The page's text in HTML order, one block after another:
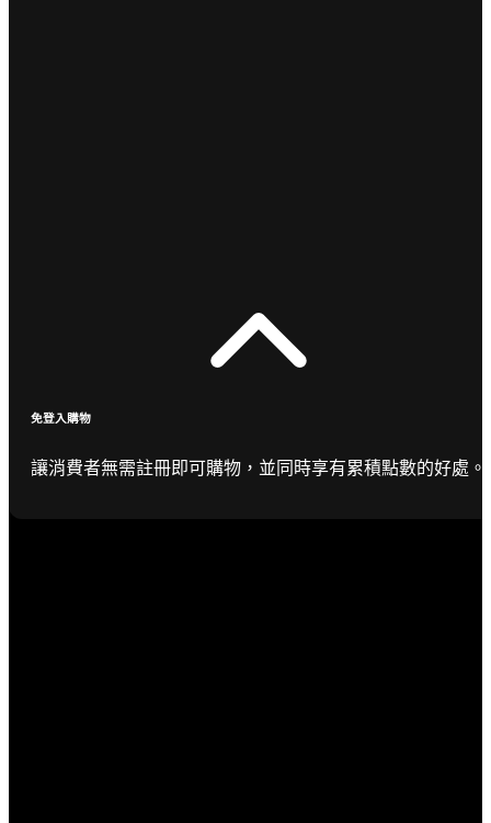
免登入購物
讓消費者無需註冊即可購物，並同時享有累積點數的好處。